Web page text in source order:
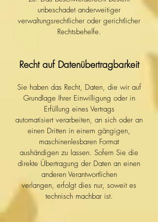
unbeschadet anderweitiger
verwaltungsrechtlicher oder gerichtlicher
Rechtsbehelfe.
Recht auf Datenübertragbarkeit
Sie haben das Recht, Daten, die wir auf
Grundlage Ihrer Einwilligung oder in
Erfüllung eines Vertrags
automatisiert verarbeiten, an sich oder an
einen Dritten in einem gängigen,
maschinenlesbaren Format
aushändigen zu lassen. Sofern Sie die
direkte Übertragung der Daten an einen
anderen Verantwortlichen
verlangen, erfolgt dies nur, soweit es
technisch machbar ist.